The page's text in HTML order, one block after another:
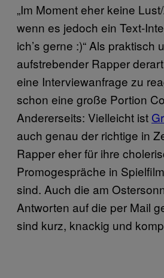
„Im Moment eher keine
wenn es jedoch ein Text-
ich’s gerne :)“ Als praktisch
aufstrebender Rapper
eine Interviewanfrage zu
schon eine große Portion
Andererseits: Vielleicht ist
auch genau der richtige in
Rapper eher für ihre
Promogespräche in
sind. Auch die am
Antworten auf die per Mail
sind kurz, knackig und